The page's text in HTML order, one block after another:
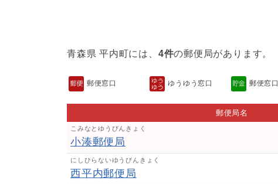
青森県 平内町には、 4件の郵便局があります。
郵便窓口 ゆうゆう窓口 郵便窓口
郵便局名
こみなとゆうびんきょく
小湊郵便局
にしひらないゆうびんきょく
西平内郵便局